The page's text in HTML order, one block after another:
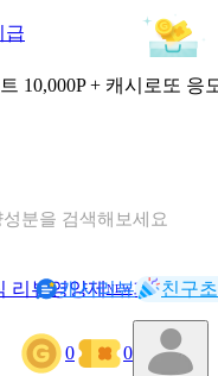
급
10,000P + 캐시로또 응
분을 검색해보세요
리뷰영양제NEW기록
캐시리뷰 친구
0 0